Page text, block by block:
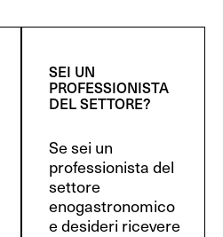
SEI UN
PROFESSIONISTA
DEL SETTORE?
Se sei un
professionista del
settore
enogastronomico
e desideri ricevere